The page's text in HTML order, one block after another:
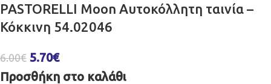
PASTORELLI Moon Aυτοκόλλητη ταινία –
Κόκκινη 54.02046
6.00€ 5.70€
Προσθήκη στο καλάθι